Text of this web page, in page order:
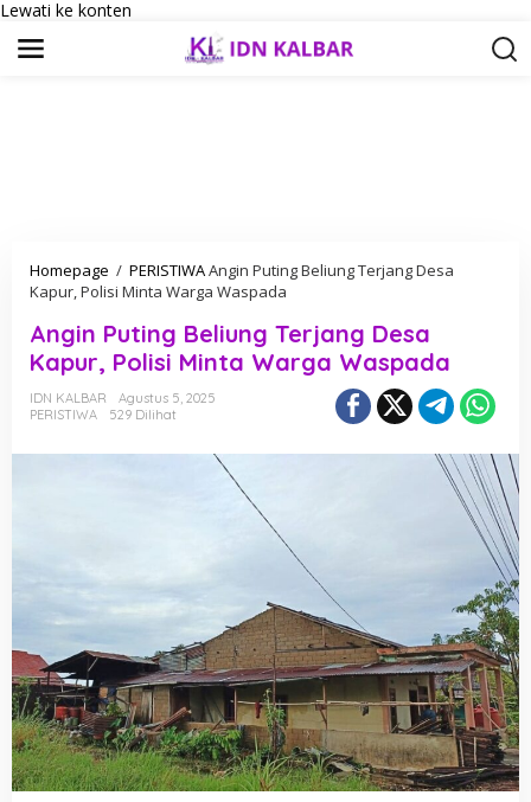
Lewati ke konten
Homepage / PERISTIWAAngin Puting Beliung Terjang Desa
Kapur, Polisi Minta Warga Waspada
Angin Puting Beliung Terjang Desa
Kapur, Polisi Minta Warga Waspada
IDN KALBAR
Agustus 5, 2025
PERISTIWA
529 Dilihat